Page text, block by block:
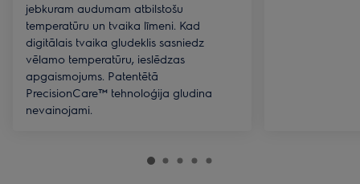
jebkuram audumam atbilstošu
temperatūru un tvaika līmeni. Kad
digitālais tvaika gludeklis sasniedz
vēlamo temperatūru, ieslēdzas
apgaismojums. Patentētā
PrecisionCare™ tehnoloģija gludina
nevainojami.